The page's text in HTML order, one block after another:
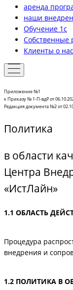
аренда
наши
Обучение 1с
Собственные
Клиенты о нас
Приложение №1
к Приказу № 1-П-вдР от
Редакция документа №2 от
Политика
в области
Центра
«ИстЛайн»
1.1 ОБЛАСТЬ
Процедура
внедрения и
1.2 ПОЛИТИКА В